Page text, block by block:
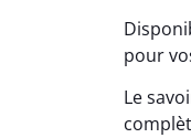
pour
Le